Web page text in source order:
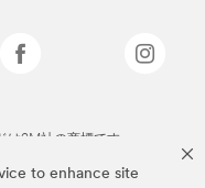
to enhance site
は3M社の商標です。